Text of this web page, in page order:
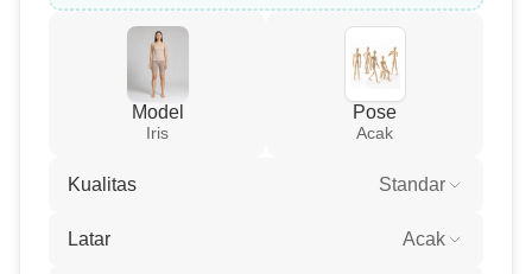
Model
Iris
Pose
Acak
Kualitas Standar
Latar Acak